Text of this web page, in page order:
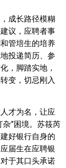
成长路径模糊
议，应聘者事
管培生的培养
投递简历、参
，脚踏实地，
变，切忌刚入
才为名，让应
”困境。苏筱芮
好银行自身的
届生在应聘银
于其口头承诺